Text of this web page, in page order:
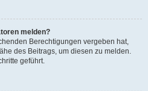
melden?
Berechtigungen vergeben hat,
des Beitrags, um diesen zu melden.
geführt.